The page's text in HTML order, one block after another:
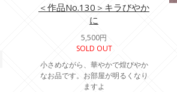
＜作品No.130＞キラびやか
に
5,500円
SOLD OUT
小さめながら、華やかで煌びやか
なお品です。お部屋が明るくなり
ますよ